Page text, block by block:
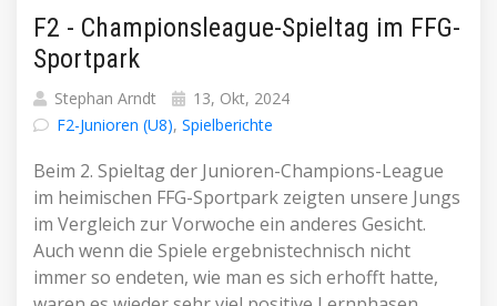
F2 - Championsleague-Spieltag im FFG-
Sportpark
Stephan Arndt
13, Okt, 2024
F2-Junioren (U8), Spielberichte
Beim 2. Spieltag der Junioren-Champions-League
im heimischen FFG-Sportpark zeigten unsere Jungs
im Vergleich zur Vorwoche ein anderes Gesicht.
Auch wenn die Spiele ergebnistechnisch nicht
immer so endeten, wie man es sich erhofft hatte,